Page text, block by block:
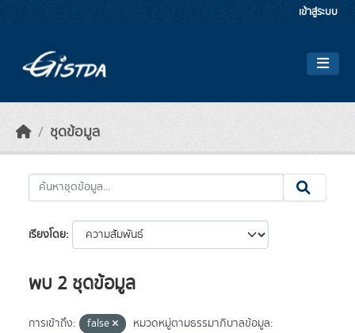
เข้าสู่ระบบ
ชุดข้อมูล
เรียงโดย
พบ 2 ชุดข้อมูล
การเข้าถึง: false
หมวดหมู่ตามธรรมาภิบาลข้อมูล: